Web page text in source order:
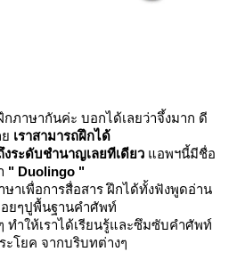
กภาษากันค่ะ บอกได้เลยว่าจึ้งมาก ดี
เราสามารถฝึกได้
ระดับชำนาญเลยทีเดียวอพฯนี้มีชื่อ
" Duolingo "
ษาเพื่อการสื่อสาร ฝึกได้ทั้งฟังพูดอ่าน
อยๆปูพื้นฐานคำศัพท์
ำให้เราได้เรียนรู้และซึมซับคำศัพท์
ะโยค จากบริบทต่างๆ